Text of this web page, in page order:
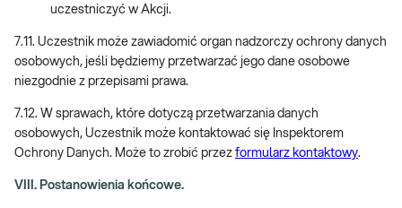
uczestniczyć w Akcji.
7.11. Uczestnik może zawiadomić organ nadzorczy ochrony danych
osobowych, jeśli będziemy przetwarzać jego dane osobowe
niezgodnie z przepisami prawa.
7.12. W sprawach, które dotyczą przetwarzania danych
osobowych, Uczestnik może kontaktować się Inspektorem
Ochrony Danych. Może to zrobić przez formularz kontaktowy.
VIII. Postanowienia końcowe.